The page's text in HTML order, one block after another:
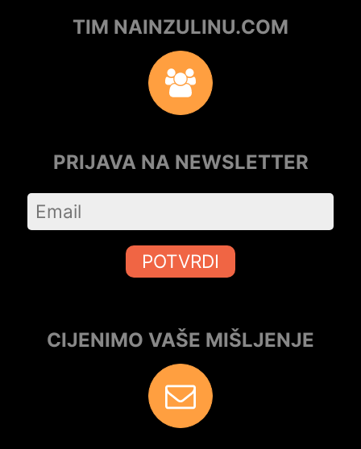
TIM NAINZULINU.COM
PRIJAVA NA NEWSLETTER
POTVRDI
CIJENIMO VAŠE MIŠLJENJE